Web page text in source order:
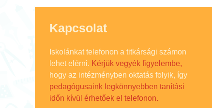
Kapcsolat
Iskolánkat telefonon a titkársági számon
lehet elérni. Kérjük vegyék figyelembe,
hogy az intézményben oktatás folyik, így
pedagógusaink legkönnyebben tanítási
időn kívül érhetőek el telefonon.